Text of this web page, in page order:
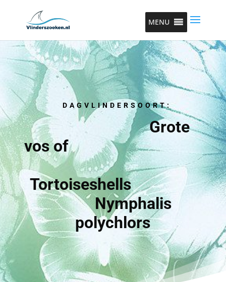
MENU
DAGVLINDERSOORT:
Grote
vos of
Tortoiseshells
Nymphalis
polychlors